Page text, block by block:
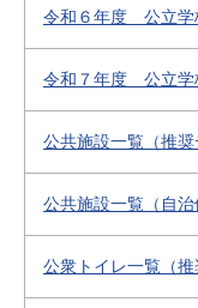
令和６年度 公立学
令和７年度 公立学
公共施設一覧（推奨
公共施設一覧（自治
公衆トイレ一覧（推